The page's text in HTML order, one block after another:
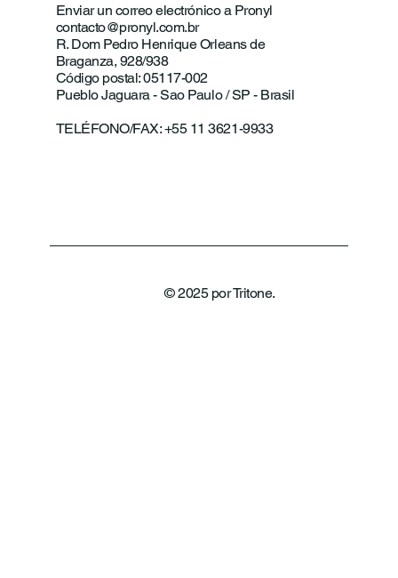
Enviar un correo electrónico a Pronyl
contacto@pronyl.com.br
R. Dom Pedro Henrique Orleans de
Braganza, 928/938
Código postal: 05117-002
Pueblo Jaguara - Sao Paulo / SP - Brasil
TELÉFONO/FAX: +55 11 3621-9933
© 2025 por Tritone.